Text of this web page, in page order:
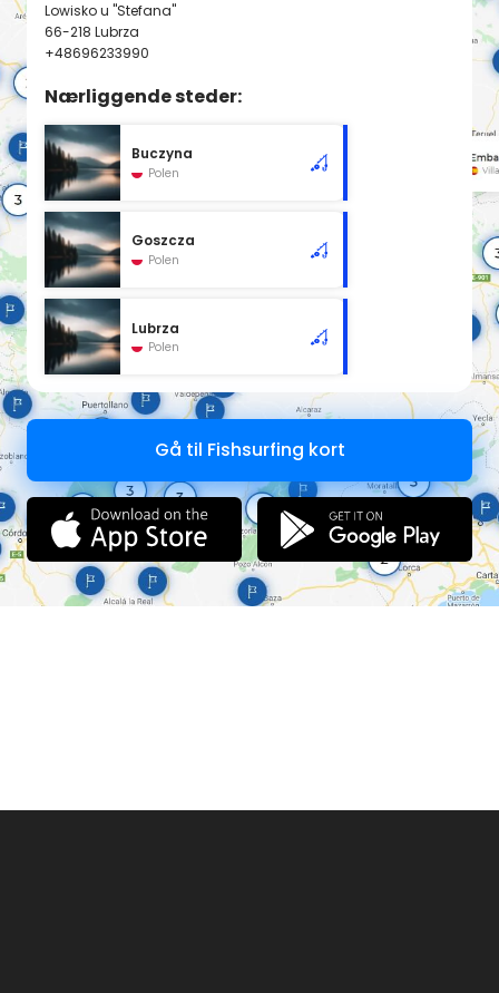
Lowisko u ''Stefana"
66-218 Lubrza
+48696233990
Nærliggende steder:
Buczyna
Polen
Goszcza
Polen
Lubrza
Polen
Gå til Fishsurfing kort